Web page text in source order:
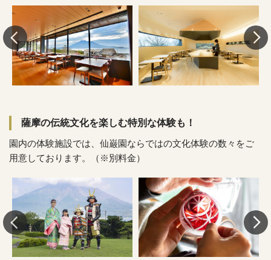
薩摩の伝統文化を楽しむ特別な体験も！
園内の体験施設では、仙巌園ならではの文化体験の数々をご
用意しております。（※別料金）